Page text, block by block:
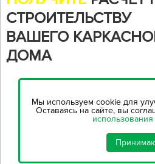
СТРОИТЕЛЬСТВУ
ВАШЕГО
ДОМА
Воспользуйтесь нашим
онлайн-калькулятором,
рассчитать стоимость
Мы используем cookie для
Оставаясь на сайте, вы